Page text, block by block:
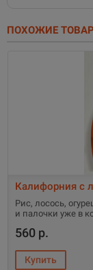
ПОХОЖИЕ
Калифорния с
Рис, лосось,
и палочки уже в
560 р.